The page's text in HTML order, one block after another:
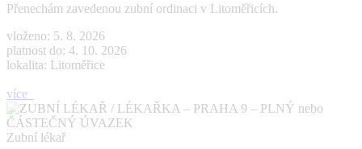
Přenechám zavedenou zubní ordinaci v Litoměřicích.
vloženo: 5. 8. 2026
platnost do: 4. 10. 2026
lokalita: Litoměřice
více
Zubní lékař